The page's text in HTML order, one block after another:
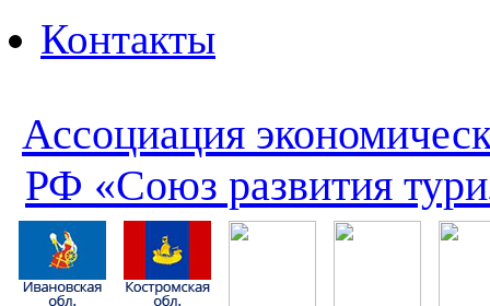
Контакты
Ассоциация
РФ «Союз развития